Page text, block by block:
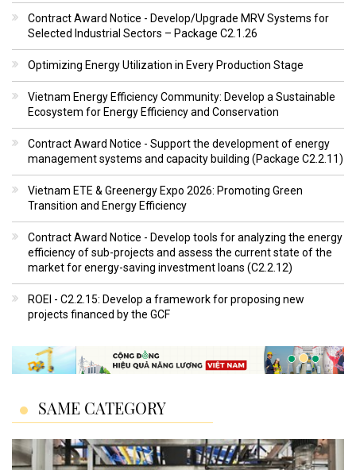
Contract Award Notice - Develop/Upgrade MRV Systems for
Selected Industrial Sectors – Package C2.1.26
Optimizing Energy Utilization in Every Production Stage
Vietnam Energy Efficiency Community: Develop a Sustainable
Ecosystem for Energy Efficiency and Conservation
Contract Award Notice - Support the development of energy
management systems and capacity building (Package C2.2.11)
Vietnam ETE & Greenergy Expo 2026: Promoting Green
Transition and Energy Efficiency
Contract Award Notice - Develop tools for analyzing the energy
efficiency of sub-projects and assess the current state of the
market for energy-saving investment loans (C2.2.12)
ROEI - C2.2.15: Develop a framework for proposing new
projects financed by the GCF
SAME CATEGORY